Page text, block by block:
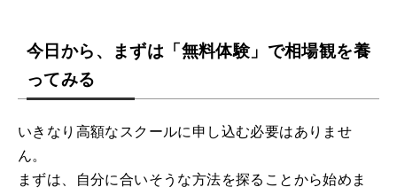
今日から、まずは「無料体験」で相場観を養
ってみる
いきなり高額なスクールに申し込む必要はありませ
ん。
まずは、自分に合いそうな方法を探ることから始めま